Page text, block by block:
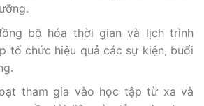
bộ hóa thời gian và lịch trình
tổ chức hiệu quả các sự kiện, buổi
tham gia vào học tập từ xa và